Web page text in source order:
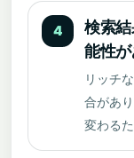
4
検索
能性
リッチ
合があ
変わる